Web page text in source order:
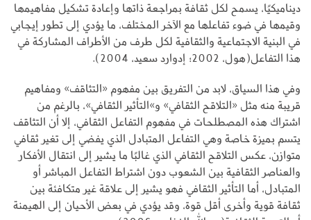
ديناميكيًا، يسمح لكل ثقافة بمراجعة ذاتها وإعادة تشكيل مفاهيمها
وقيمها في ضوء تفاعلها مع الآخر المختلف، ما يؤدي إلى تطور إيجابي
في البنية الاجتماعية والثقافية لكل طرف من الأطراف المشاركة في
هذا التفاعل(هول، 2002؛ إدوارد سعيد، 2004).
وفي هذا السياق، لابد من التفريق بين مفهوم «التثاقف» ومفاهيم
قريبة منه مثل «التلاقح الثقافي» و»التأثير الثقافي»، بالرغم من
اشتراك هذه المصطلحات في مفهوم التفاعل الثقافي، إلا أن التثاقف
يتسم بميزة خاصة وهي التفاعل المتبادل الذي يفضي إلى تغير ثقافي
متوازن، عكس التلاقح الثقافي الذي غالبًا ما يشير إلى انتقال الأفكار
والعناصر الثقافية بين الشعوب دون اشتراط التفاعل المباشر أو
المتبادل، أما التأثير الثقافي فهو يشير إلى علاقة غير متكافئة بين
ثقافة قوية وأخرى أقل قوة، وقد يؤدي في بعض الأحيان إلى الهيمنة